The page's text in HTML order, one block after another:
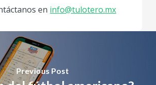
en info@tulotero.mx
Previous Post